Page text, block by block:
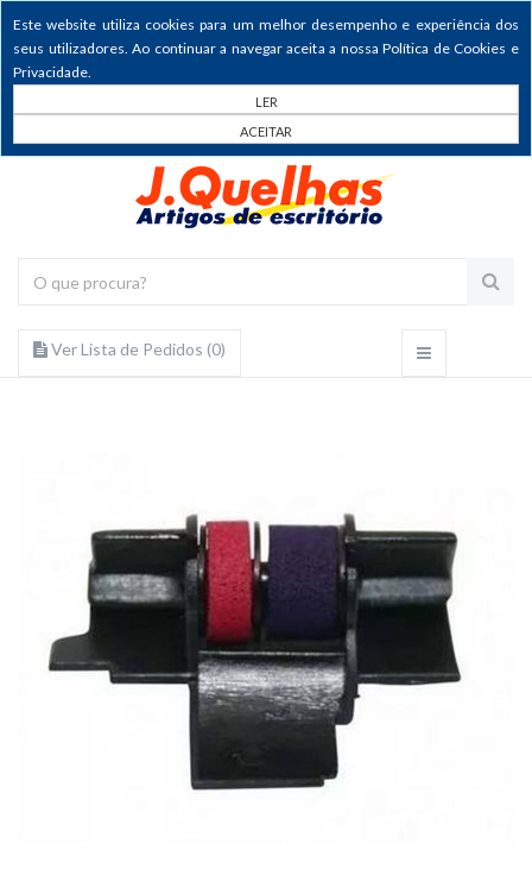
Este website utiliza cookies para um melhor desempenho e experiência dos
seus utilizadores. Ao continuar a navegar aceita a nossa Política de Cookies e
Privacidade.
LER
ACEITAR
Ver Lista de Pedidos (0)